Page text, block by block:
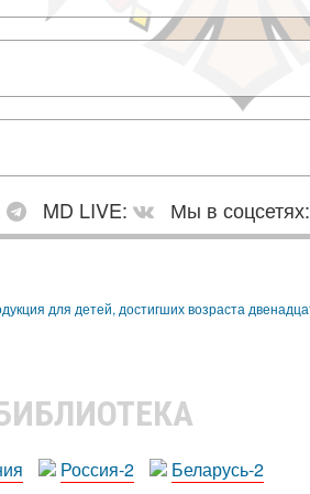
MD LIVE:
Мы в соцсетях:
Россия-2
Беларусь-2